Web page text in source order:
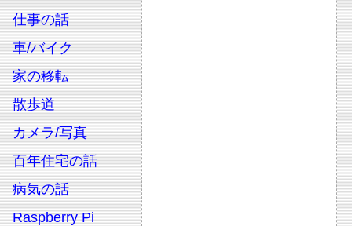
仕事の話
車/バイク
家の移転
散歩道
カメラ/写真
百年住宅の話
病気の話
Raspberry Pi